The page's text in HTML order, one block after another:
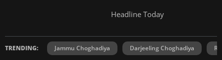
Headline Today
TRENDING: Jammu Choghadiya Darjeeling Choghadiya